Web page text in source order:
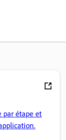
par étape et